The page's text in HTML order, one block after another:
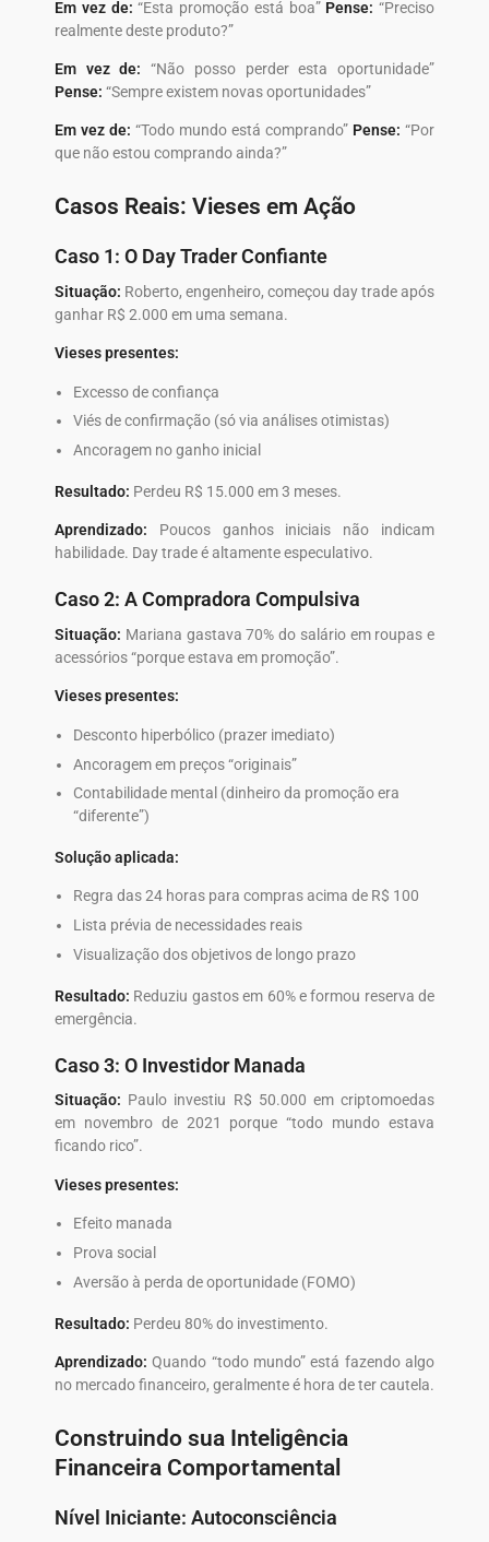
Em vez de: “Esta promoção está boa” Pense: “Preciso
realmente deste produto?”
Em vez de: “Não posso perder esta oportunidade”
Pense: “Sempre existem novas oportunidades”
Em vez de: “Todo mundo está comprando” Pense: “Por
que não estou comprando ainda?”
Casos Reais: Vieses em Ação
Caso 1: O Day Trader Confiante
Situação: Roberto, engenheiro, começou day trade após
ganhar R$ 2.000 em uma semana.
Vieses presentes:
Excesso de confiança
Viés de confirmação (só via análises otimistas)
Ancoragem no ganho inicial
Resultado: Perdeu R$ 15.000 em 3 meses.
Aprendizado: Poucos ganhos iniciais não indicam
habilidade. Day trade é altamente especulativo.
Caso 2: A Compradora Compulsiva
Situação: Mariana gastava 70% do salário em roupas e
acessórios “porque estava em promoção”.
Vieses presentes:
Desconto hiperbólico (prazer imediato)
Ancoragem em preços “originais”
Contabilidade mental (dinheiro da promoção era
“diferente”)
Solução aplicada:
Regra das 24 horas para compras acima de R$ 100
Lista prévia de necessidades reais
Visualização dos objetivos de longo prazo
Resultado: Reduziu gastos em 60% e formou reserva de
emergência.
Caso 3: O Investidor Manada
Situação: Paulo investiu R$ 50.000 em criptomoedas
em novembro de 2021 porque “todo mundo estava
ficando rico”.
Vieses presentes:
Efeito manada
Prova social
Aversão à perda de oportunidade (FOMO)
Resultado: Perdeu 80% do investimento.
Aprendizado: Quando “todo mundo” está fazendo algo
no mercado financeiro, geralmente é hora de ter cautela.
Construindo sua Inteligência
Financeira Comportamental
Nível Iniciante: Autoconsciência